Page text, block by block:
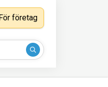
företag